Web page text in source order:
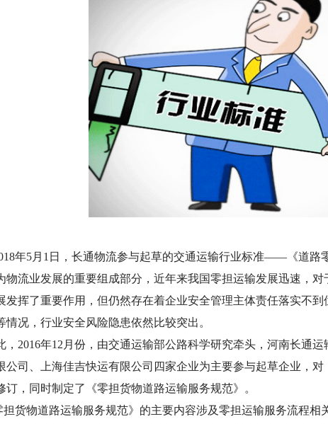
年5月1日，长通物流参与起草的交通运输行业标准——《道路
业发展的重要组成部分，近年来我国零担运输发展迅速，对
发挥了重要作用，但仍然存在着企业安全管理主体责任落实不
情况，行业安全风险隐患依然比较突出。
年12月份，由交通运输部公路科学研究牵头，河南长通运
公司、上海佳吉快运有限公司四家企业为主要参与起草企业，对
订，同时制定了《零担货物道路运输服务规范》。
物道路运输服务规范》的主要内容涉及零担运输服务流程相